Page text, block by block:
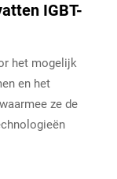
IGBT-
het mogelijk
en het
ze de